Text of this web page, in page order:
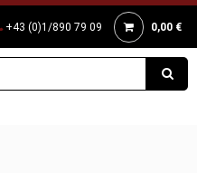
+43 (0)1/890 79 09 0,00 €